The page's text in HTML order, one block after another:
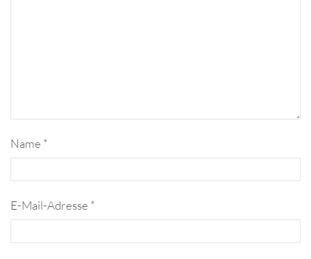
Name *
E-Mail-Adresse *